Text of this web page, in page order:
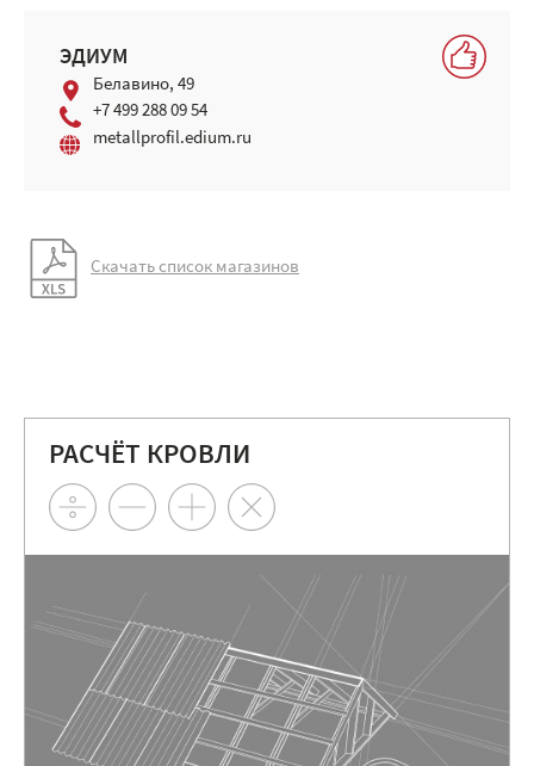
ЭДИУМ
Белавино, 49
+7 499 288 09 54
metallprofil.edium.ru
Скачать список магазинов
РАСЧЁТ КРОВЛИ